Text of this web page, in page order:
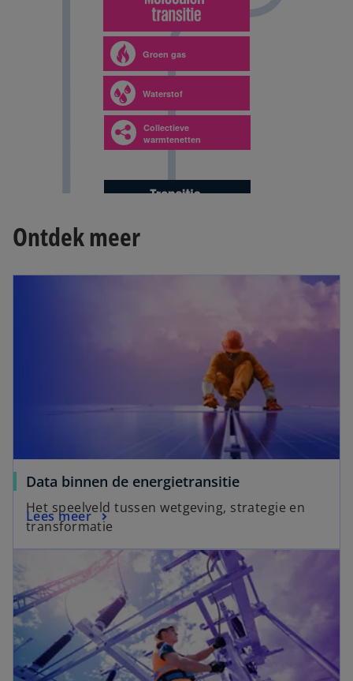
Ontdek meer
Data binnen de energietransitie
Het speelveld tussen wetgeving, strategie en
transformatie
Lees meer